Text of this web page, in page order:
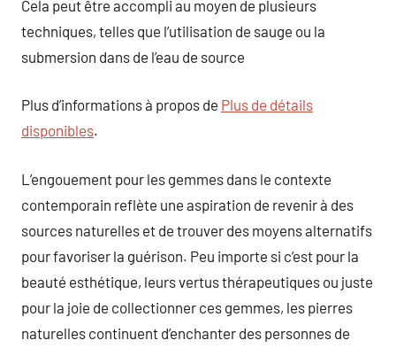
Cela peut être accompli au moyen de plusieurs
techniques, telles que l’utilisation de sauge ou la
submersion dans de l’eau de source
Plus d’informations à propos de Plus de détails
disponibles.
L’engouement pour les gemmes dans le contexte
contemporain reflète une aspiration de revenir à des
sources naturelles et de trouver des moyens alternatifs
pour favoriser la guérison. Peu importe si c’est pour la
beauté esthétique, leurs vertus thérapeutiques ou juste
pour la joie de collectionner ces gemmes, les pierres
naturelles continuent d’enchanter des personnes de